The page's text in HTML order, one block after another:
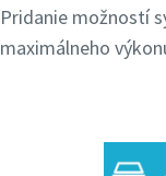
Pridanie možností
maximálneho